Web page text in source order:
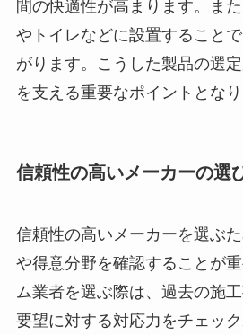
間の快適性が高まります。ま
やトイレなどに設置すること
がります。こうした製品の選
を支える重要なポイントとなり
信頼性の高いメーカーの選
信頼性の高いメーカーを選ぶ
や得意分野を確認することが
ム業者を選ぶ際は、過去の施
要望に対する対応力をチェッ